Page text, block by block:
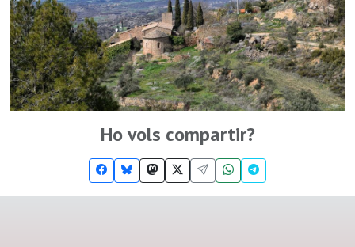
Ho vols compartir?